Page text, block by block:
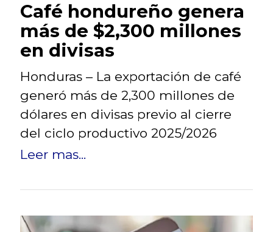
Café hondureño genera
más de $2,300 millones
en divisas
Honduras – La exportación de café
generó más de 2,300 millones de
dólares en divisas previo al cierre
del ciclo productivo 2025/2026
Leer mas...